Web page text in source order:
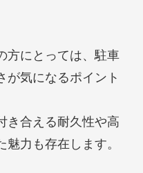
方にとっては、駐車
が気になるポイント
き合える耐久性や高
力も存在します。